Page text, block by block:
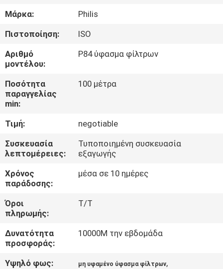
ΓΎΡΟΣ
ΕΡΓΟΣΤΑΣΊΩΝ
ΠΟΙΟΤΙΚΌΣ
ΈΛΕΓΧΟΣ
ΕΛΆΤΕ
ΣΕ
ΕΠΑΦΉ
ΜΕ
ΖΗΤΉΣΤΕ
ΈΝΑ
ΑΠΌΣΠΑΣΜΑ
Μάρκα:
Philis
Πιστοποίηση:
ISO
Αριθμό
μοντέλου:
P84 ύφασμα φίλτρων
Ποσότητα
παραγγελίας
min:
100 μέτρα
Τιμή:
negotiable
Συσκευασία
λεπτομέρειες:
Τυποποιημένη συσκευασία
εξαγωγής
Χρόνος
παράδοσης:
μέσα σε 10 ημέρες
Όροι
πληρωμής:
T/T
Δυνατότητα
προσφοράς:
10000M την εβδομάδα
Υψηλό φως: μη υφαμένο ύφασμα φίλτρων,